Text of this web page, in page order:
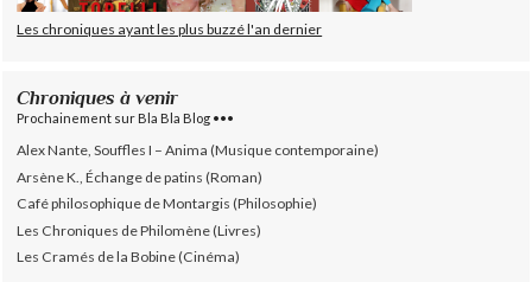
Les chroniques ayant les plus buzzé l'an dernier
Chroniques à venir
Prochainement sur Bla Bla Blog •••
Alex Nante, Souffles I – Anima (Musique contemporaine)
Arsène K., Échange de patins (Roman)
Café philosophique de Montargis (Philosophie)
Les Chroniques de Philomène (Livres)
Les Cramés de la Bobine (Cinéma)